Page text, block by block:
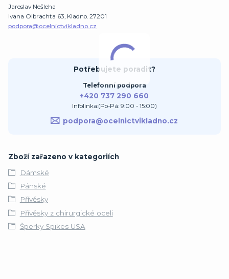
Jaroslav Nešleha
Ivana Olbrachta 63, Kladno. 27201
podpora@ocelnictvikladno.cz
Potřebujete poradit?
Telefonní podpora
+420 737 290 660
Infolinka:(Po-Pá: 9:00 - 15:00)
podpora@ocelnictvikladno.cz
Zboží zařazeno v kategoriích
Dámské
Pánské
Přívěsky
Přívěsky z chirurgické oceli
Šperky Spikes USA